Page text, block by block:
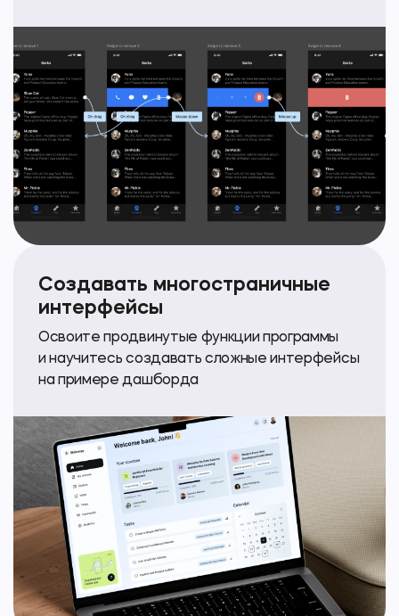
Создавать многостраничные
интерфейсы
Освоите продвинутые функции программы
и научитесь создавать сложные интерфейсы
на примере дашборда